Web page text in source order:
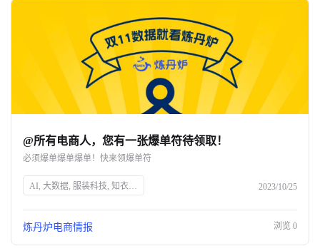
@所有电商人，您有一张爆单符待领取！
必须爆单爆单爆单！快来领爆单符
AI, 大数据, 服装科技, 知衣科技, 人工智能, 数据分析, 时尚技术, 衣服设计, 智能制造, 技术创新 2023/10/25
炼丹炉电商情报 浏览 0